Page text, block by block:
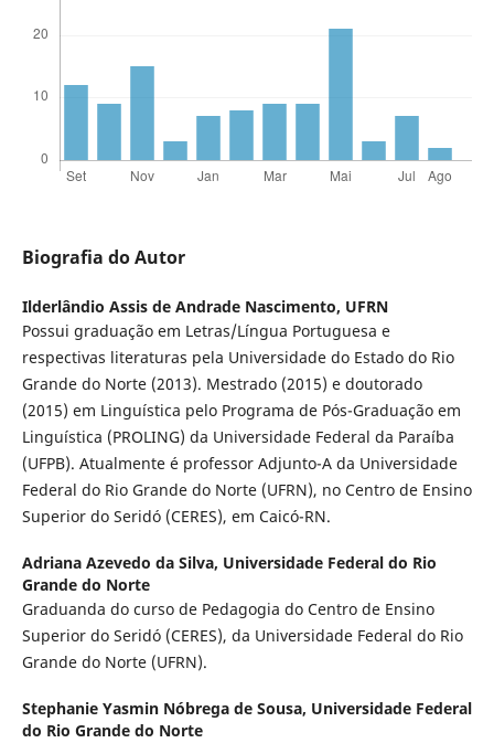
Biografia do Autor
Ilderlândio Assis de Andrade Nascimento, UFRN
Possui graduação em Letras/Língua Portuguesa e
respectivas literaturas pela Universidade do Estado do Rio
Grande do Norte (2013). Mestrado (2015) e doutorado
(2015) em Linguística pelo Programa de Pós-Graduação em
Linguística (PROLING) da Universidade Federal da Paraíba
(UFPB). Atualmente é professor Adjunto-A da Universidade
Federal do Rio Grande do Norte (UFRN), no Centro de Ensino
Superior do Seridó (CERES), em Caicó-RN.
Adriana Azevedo da Silva, Universidade Federal do Rio
Grande do Norte
Graduanda do curso de Pedagogia do Centro de Ensino
Superior do Seridó (CERES), da Universidade Federal do Rio
Grande do Norte (UFRN).
Stephanie Yasmin Nóbrega de Sousa, Universidade Federal
do Rio Grande do Norte